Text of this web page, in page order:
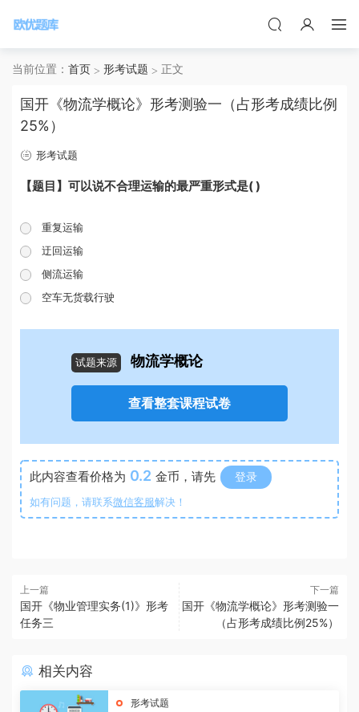
当前位置： 首页 形考试题 正文
国开《物流学概论》形考测验一（占形考成绩比例
25%）
形考试题
【题目】可以说不合理运输的最严重形式是( )
重复运输
迂回运输
侧流运输
空车无货载行驶
试题来源 物流学概论
查看整套课程试卷
此内容查看价格为 0.2 金币，请先 登录
如有问题，请联系微信客服解决！
上一篇
国开《物业管理实务(1)》形考
任务三
下一篇
国开《物流学概论》形考测验一
（占形考成绩比例25%）
相关内容
形考试题